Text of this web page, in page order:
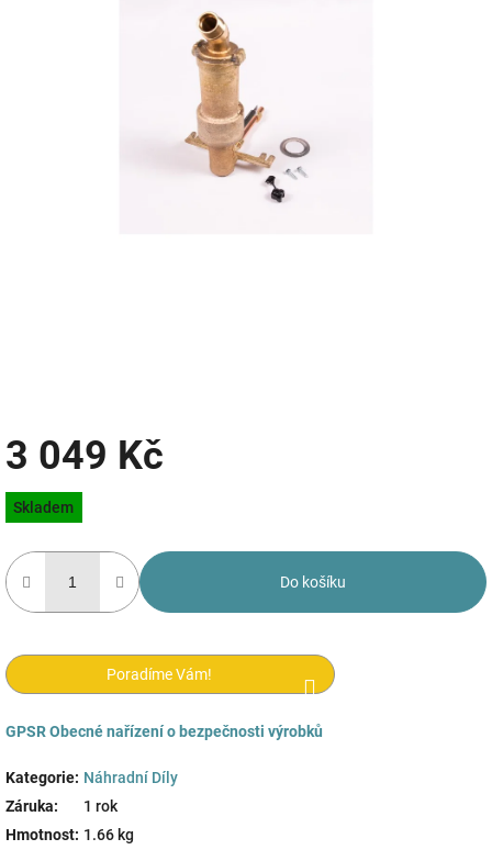
3 049 Kč
Měrná
cena:
Skladem
Do košíku
Poradíme Vám!
GPSRObecné nařízení o bezpečnosti výrobků
Kategorie: Náhradní Díly
Záruka:
1 rok
Hmotnost: 1.66 kg